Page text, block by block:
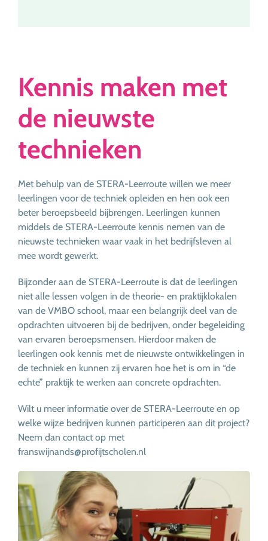
Kennis maken met
de nieuwste
technieken
Met behulp van de STERA-Leerroute willen we meer
leerlingen voor de techniek opleiden en hen ook een
beter beroepsbeeld bijbrengen. Leerlingen kunnen
middels de STERA-Leerroute kennis nemen van de
nieuwste technieken waar vaak in het bedrijfsleven al
mee wordt gewerkt.
Bijzonder aan de STERA-Leerroute is dat de leerlingen
niet alle lessen volgen in de theorie- en praktijklokalen
van de VMBO school, maar een belangrijk deel van de
opdrachten uitvoeren bij de bedrijven, onder begeleiding
van ervaren beroepsmensen. Hierdoor maken de
leerlingen ook kennis met de nieuwste ontwikkelingen in
de techniek en kunnen zij ervaren hoe het is om in “de
echte” praktijk te werken aan concrete opdrachten.
Wilt u meer informatie over de STERA-Leerroute en op
welke wijze bedrijven kunnen participeren aan dit project?
Neem dan contact op met
franswijnands@profijtscholen.nl